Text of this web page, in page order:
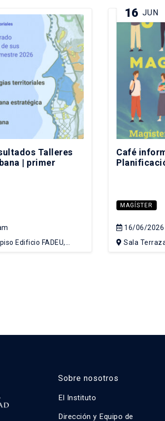
Talleres
| primer
Edificio FADEU,
16 JUN
Café
MAGÍSTER
16/06/2026
Sala
Sobre nosotros
El Instituto
Dirección y Equipo de